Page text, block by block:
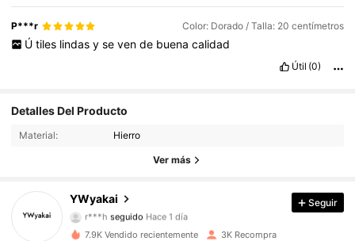
P***r Color: Dorado / Talla: 20 centímetros
Ú tiles lindas y se ven de buena calidad
Útil (0)
Detalles Del Producto
Material: Hierro
Ver más
YWyakai
4,93 306 Seguidores
306 Seguidores
4,93
r***h seguido Hace 1 día
4,93
Seguir
7.9K Vendido recientemente 3K Recompra